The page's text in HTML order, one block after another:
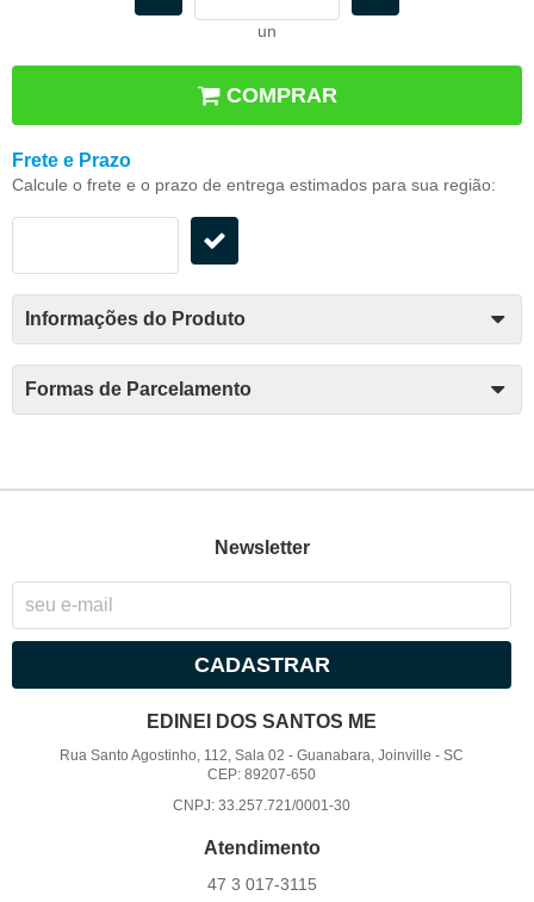
un
COMPRAR
Frete e Prazo
Calcule o frete e o prazo de entrega estimados para sua região:
Informações do Produto
Formas de Parcelamento
Newsletter
CADASTRAR
EDINEI DOS SANTOS ME
Rua Santo Agostinho, 112, Sala 02 -Guanabara, Joinville -SC
CEP: 89207-650
CNPJ: 33.257.721/0001-30
Atendimento
47 3 017-3115